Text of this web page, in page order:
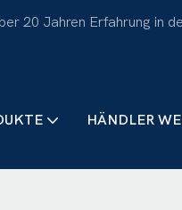
20 Jahren Erfahrung in
HÄNDLER